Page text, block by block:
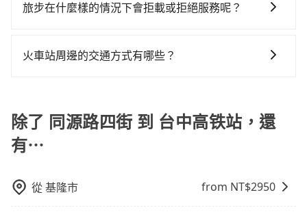
實際使用時還是有其區域的限制，實際可停靠的地點與
不限單程或來回。
機非常高的評價，認為他們非常專業且親切！讓他們的
旅步在什麼樣的情況下會拒載或拒絕服務呢？
原因，司機有權拒絕服務： 1) 當日搭車人數或行李超過
童的安全，依道路交通安全規則規定，四歲以下的孩童
必須乘坐兒童座椅。 3) 搭乘寵物友善專車卻沒有裝籠。
避免影響行車安全，請您務將寵物置入提籠或提袋內。
火車站周邊的交通方式有哪些？
站，相對便宜經濟。 計程車：乘坐計程車到達或離開火
車站，方便快捷但昂貴。 捷運/輕軌：通過捷運或輕軌到
達或離開火車站，快捷便利。 包車：預定包車到達或離
除了 同源路四街 到 台中高铁站，還
有⋯
從基隆市 from NT$2950